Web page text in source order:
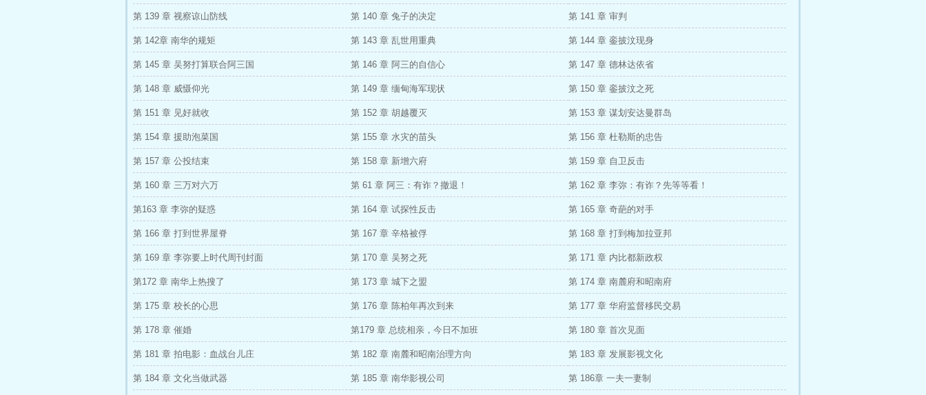
第 139 章 视察谅山防线 第 140 章 兔子的决定 第 141 章 审判
第 142章 南华的规矩 第 143 章 乱世用重典 第 144 章 銮披汶现身
第 145 章 吴努打算联合阿三国 第 146 章 阿三的自信心 第 147 章 德林达依省
第 148 章 威慑仰光 第 149 章 缅甸海军现状 第 150 章 銮披汶之死
第 151 章 见好就收 第 152 章 胡越覆灭 第 153 章 谋划安达曼群岛
第 154 章 援助泡菜国 第 155 章 水灾的苗头 第 156 章 杜勒斯的忠告
第 157 章 公投结束 第 158 章 新增六府 第 159 章 自卫反击
第 160 章 三万对六万 第 61 章 阿三：有诈？撤退！ 第 162 章 李弥：有诈？先等等看！
第163 章 李弥的疑惑 第 164 章 试探性反击 第 165 章 奇葩的对手
第 166 章 打到世界屋脊 第 167 章 辛格被俘 第 168 章 打到梅加拉亚邦
第 169 章 李弥要上时代周刊封面 第 170 章 吴努之死 第 171 章 内比都新政权
第172 章 南华上热搜了 第 173 章 城下之盟 第 174 章 南麓府和昭南府
第 175 章 校长的心思 第 176 章 陈柏年再次到来 第 177 章 华府监督移民交易
第 178 章 催婚 第179 章 总统相亲，今日不加班 第 180 章 首次见面
第 181 章 拍电影：血战台儿庄 第 182 章 南麓和昭南治理方向 第 183 章 发展影视文化
第 184 章 文化当做武器 第 185 章 南华影视公司 第 186章 一夫一妻制